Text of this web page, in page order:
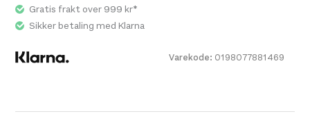
Varekode: 0198077881469
Gratis frakt over 999 kr*
Sikker betaling med Klarna